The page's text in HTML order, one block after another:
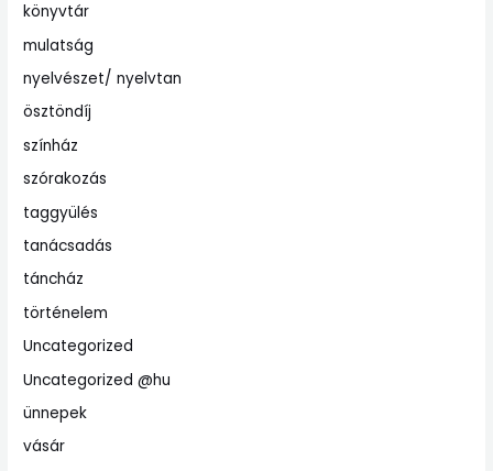
könyvtár
mulatság
nyelvészet/ nyelvtan
ösztöndíj
színház
szórakozás
taggyülés
tanácsadás
táncház
történelem
Uncategorized
Uncategorized @hu
ünnepek
vásár